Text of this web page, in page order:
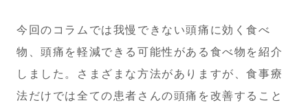
今回のコラムでは我慢できない頭痛に効く食べ
物、頭痛を軽減できる可能性がある食べ物を紹介
しました。さまざまな方法がありますが、食事療
法だけでは全ての患者さんの頭痛を改善すること